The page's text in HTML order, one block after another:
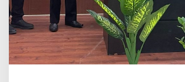
a
n
a
d
o
M